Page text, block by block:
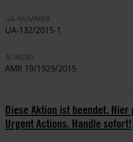
UA-NUMMER
UA-132/2015-1
AI INDEX
AMR 19/1929/2015
Diese Aktion ist beendet.
Urgent Actions. Handle sofort!